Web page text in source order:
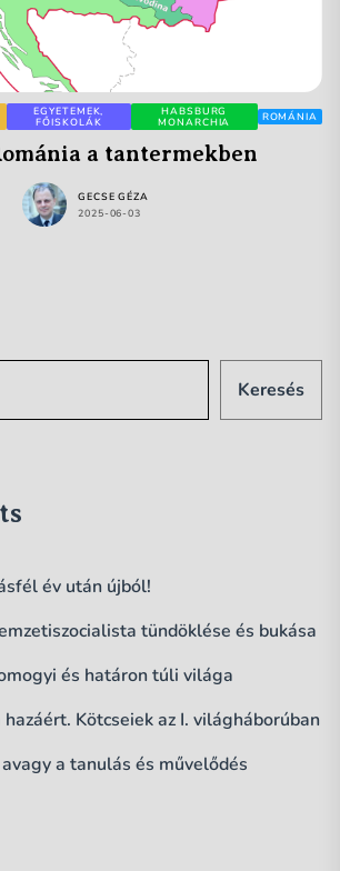
EGYETEMEK,
FŐISKOLÁK
HABSBURG
MONARCHIA
ROMÁNIA
a tantermekben
GECSE GÉZA
2025-06-03
Keresés
év után újból!
tündöklése és bukása
és határon túli világa
Kötcseiek az I. világháborúban
a tanulás és művelődés